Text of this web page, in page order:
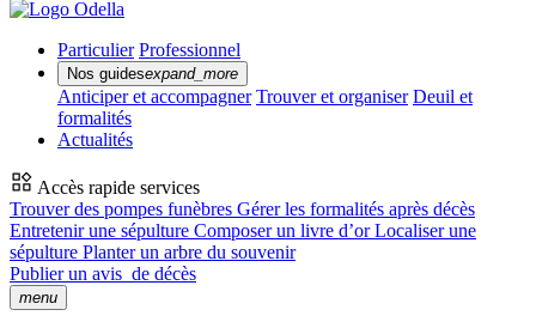
Particulier Professionnel
Nos guidesexpand_more
Anticiper et accompagner Trouver et organiser Deuil et
formalités
Actualités
Accès rapide services
Trouver des pompes funèbres Gérer les formalités après décès
Entretenir une sépulture Composer un livre d’orLocaliser une
sépulture Planter un arbre du souvenir
Publier un avis de décès
menu